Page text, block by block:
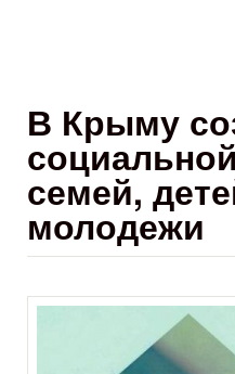
В Крыму
семей,
молодежи